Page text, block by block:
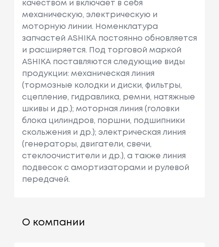
качеством и включает в себя
механическую, электрическую и
моторную линии. Номенклатура
запчастей ASHIKA постоянно обновляется
и расширяется. Под торговой маркой
ASHIKA поставляются следующие виды
продукции: механическая линия
(тормозные колодки и диски, фильтры,
сцепление, гидравлика, ремни, натяжные
шкивы и др.); моторная линия (головки
блока цилиндров, поршни, подшипники
скольжения и др.); электрическая линия
(генераторы, двигатели, свечи,
стеклоочистители и др.), а также линия
подвесок с амортизаторами и рулевой
передачей.
О компании